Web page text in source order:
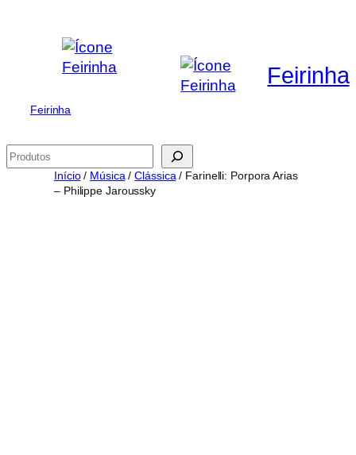
conteúdo
Feirinha
Feirinha
Pesquisar
Início/ Música /Clássica / Farinelli: Porpora Arias
– Philippe Jaroussky